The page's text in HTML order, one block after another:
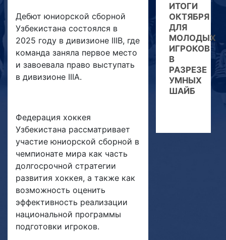
Дебют юниорской сборной
Узбекистана состоялся в
2025 году в дивизионе IIIB, где
команда заняла первое место
и завоевала право выступать
в дивизионе IIIA.
Федерация хоккея
Узбекистана рассматривает
участие юниорской сборной в
чемпионате мира как часть
долгосрочной стратегии
развития хоккея, а также как
возможность оценить
эффективность реализации
национальной программы
подготовки игроков.
ИТОГИ
ОКТЯБРЯ
ДЛЯ
МОЛОДЫХ
ИГРОКОВ
В
РАЗРЕЗЕ
УМНЫХ
ШАЙБ